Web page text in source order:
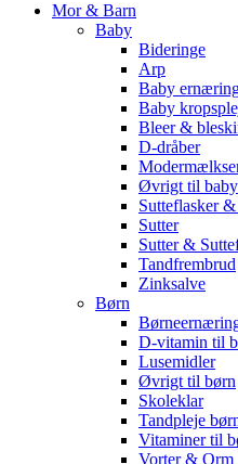
Mor & Barn
Baby
Bideringe
Arp
Baby
Baby
Bleer &
D-dråber
Øvrigt til baby
Sutteflasker
Sutter
Sutter &
Tandfrembrud
Zinksalve
Børn
D-vitamin til
Lusemidler
Øvrigt til børn
Skoleklar
Tandpleje
Vitaminer til
Vorter & Orm